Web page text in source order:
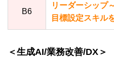
B6
リーダーシップ
目標設定スキル
＜生成AI/業務改善/DX＞